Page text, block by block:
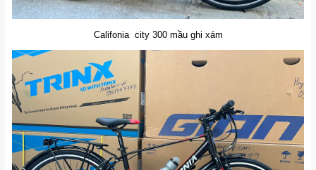
Califonia city 300 mầu ghi xám